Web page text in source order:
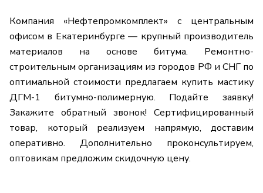
Компания «Нефтепромкомплект» с центральным
офисом в Екатеринбурге — крупный производитель
материалов на основе битума. Ремонтно-
строительным организациям из городов РФ и СНГ по
оптимальной стоимости предлагаем купить мастику
ДГМ-1 битумно-полимерную. Подайте заявку!
Закажите обратный звонок! Сертифицированный
товар, который реализуем напрямую, доставим
оперативно. Дополнительно проконсультируем,
оптовикам предложим скидочную цену.